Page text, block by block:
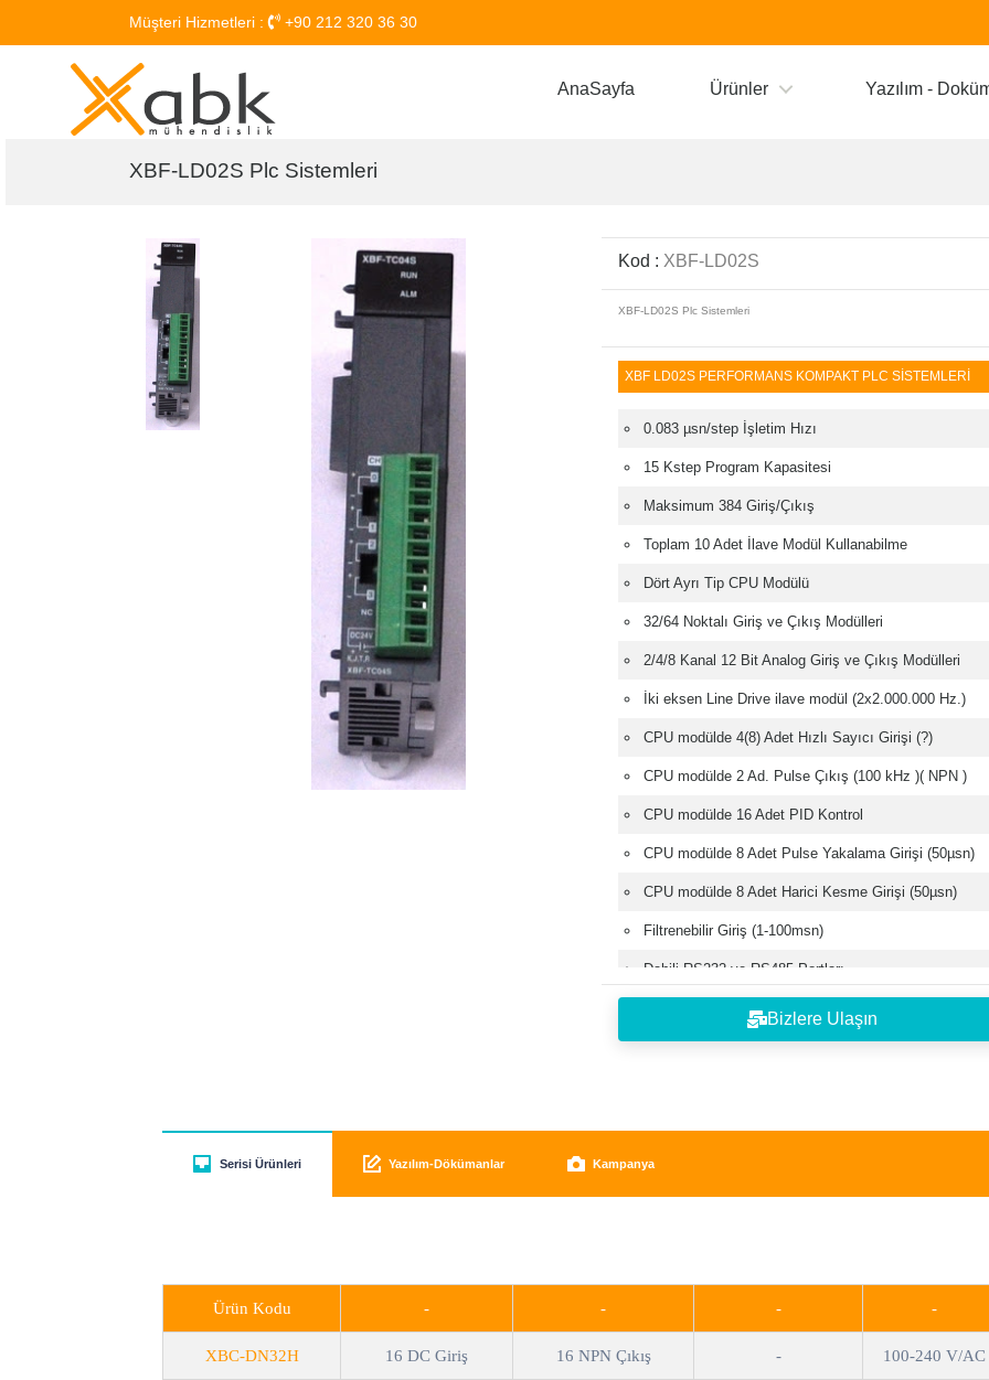
Müşteri Hizmetleri : +90 212 320 36 30
AnaSayfa Ürünler Yazılım -
XBF-LD02S Plc Sistemleri
Kod : XBF-LD02S
XBF-LD02S Plc Sistemleri
XBF LD02S PERFORMANS KOMPAKT PLC SİSTEMLERİ
0.083 µsn/step İşletim Hızı
15 Kstep Program Kapasitesi
Maksimum 384 Giriş/Çıkış
Toplam 10 Adet İlave Modül Kullanabilme
Dört Ayrı Tip CPU Modülü
32/64 Noktalı Giriş ve Çıkış Modülleri
2/4/8 Kanal 12 Bit Analog Giriş ve Çıkış Modülleri
İki eksen Line Drive ilave modül (2x2.000.000 Hz.)
CPU modülde 4(8) Adet Hızlı Sayıcı Girişi (?)
CPU modülde 2 Ad. Pulse Çıkış (100 kHz )( NPN )
CPU modülde 16 Adet PID Kontrol
CPU modülde 8 Adet Pulse Yakalama Girişi (50µsn)
CPU modülde 8 Adet Harici Kesme Girişi (50µsn)
Filtrenebilir Giriş (1-100msn)
Dahili RS232 ve RS485 Portları
Modbus RTU/ASCII Haberleşme
Kullanıcı Tanımlı Protokol
Bizlere Ulaşın
Serisi Ürünleri Yazılım-Dökümanlar Kampanya
Ürün Kodu - - - -
XBC-DN32H 16 DC Giriş 16 NPN Çıkış - 100-240 V/AC